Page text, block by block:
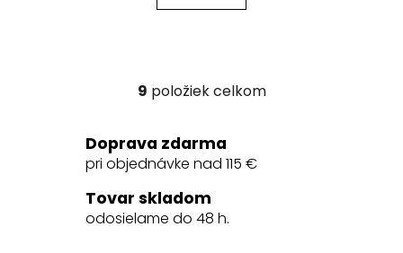
O
l
á
a
c
9 položiek celkom
Doprava zdarma
pri objednávke nad 115 €
Tovar skladom
odosielame do 48 h.